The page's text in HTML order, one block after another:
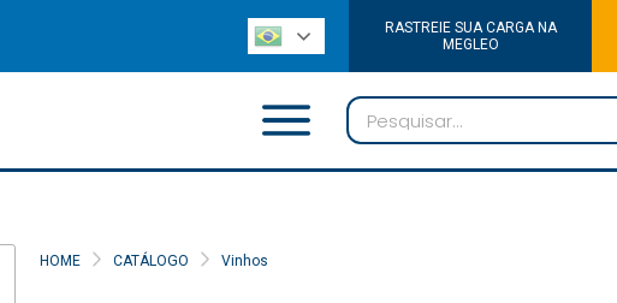
RASTREIE SUA CARGA NA
MEGLEO
HOME CATÁLOGO Vinhos